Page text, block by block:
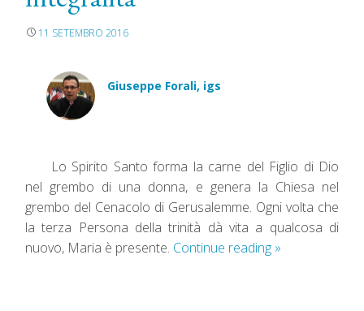
11 SETEMBRO 2016
Giuseppe Forali, igs
Lo Spirito Santo forma la carne del Figlio di Dio
nel grembo di una donna, e genera la Chiesa nel
grembo del Cenacolo di Gerusalemme. Ogni volta che
la terza Persona della trinità dà vita a qualcosa di
nuovo, Maria è presente. Continue reading »